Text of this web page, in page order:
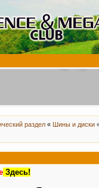
раздел « Шины и диски
Здесь!